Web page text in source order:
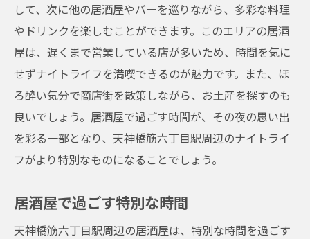
して、次に他の居酒屋やバーを巡りながら、多彩な料理
やドリンクを楽しむことができます。このエリアの居酒
屋は、遅くまで営業している店が多いため、時間を気に
せずナイトライフを満喫できるのが魅力です。また、ほ
ろ酔い気分で商店街を散策しながら、お土産を探すのも
良いでしょう。居酒屋で過ごす時間が、その夜の思い出
を彩る一部となり、天神橋筋六丁目駅周辺のナイトライ
フがより特別なものになることでしょう。
居酒屋で過ごす特別な時間
天神橋筋六丁目駅周辺の居酒屋は、特別な時間を過ごす